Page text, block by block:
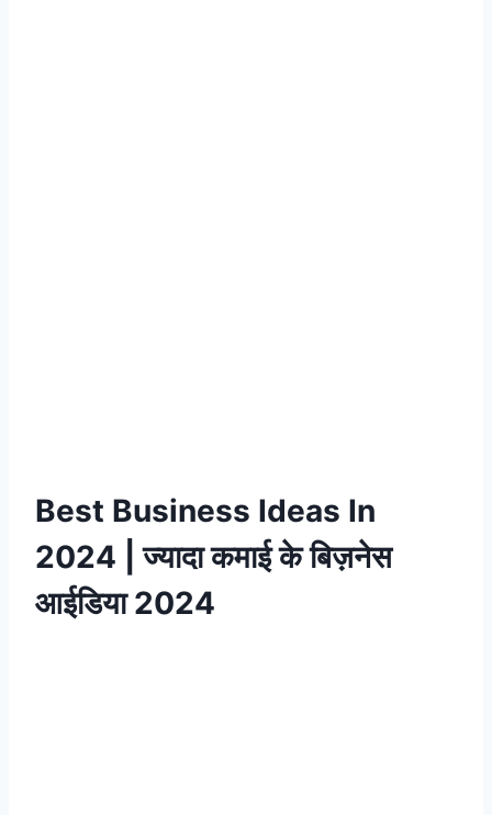
Best Business Ideas In
2024 | ज्यादा कमाई के बिज़नेस
आईडिया 2024